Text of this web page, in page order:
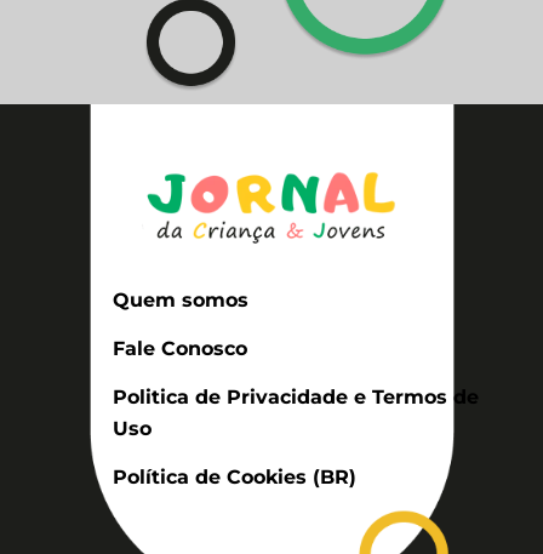
Quem somos
Fale Conosco
Politica de Privacidade e Termos de
Uso
Política de Cookies (BR)